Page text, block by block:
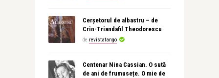
Cerșetorul de albastru – de
Crin-Triandafil Theodorescu
de revistatango
Centenar Nina Cassian. O sută
de ani de frumusețe. O mie de